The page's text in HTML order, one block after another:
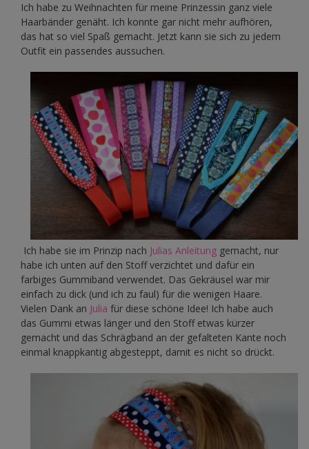
Ich habe zu Weihnachten für meine Prinzessin ganz viele
Haarbänder genäht. Ich konnte gar nicht mehr aufhören,
das hat so viel Spaß gemacht. Jetzt kann sie sich zu jedem
Outfit ein passendes aussuchen.
Ich habe sie im Prinzip nach Julias Anleitung gemacht, nur
habe ich unten auf den Stoff verzichtet und dafür ein
farbiges Gummiband verwendet. Das Gekräusel war mir
einfach zu dick (und ich zu faul) für die wenigen Haare.
Vielen Dank an Julia für diese schöne Idee! Ich habe auch
das Gummi etwas länger und den Stoff etwas kürzer
gemacht und das Schrägband an der gefalteten Kante noch
einmal knappkantig abgesteppt, damit es nicht so drückt.